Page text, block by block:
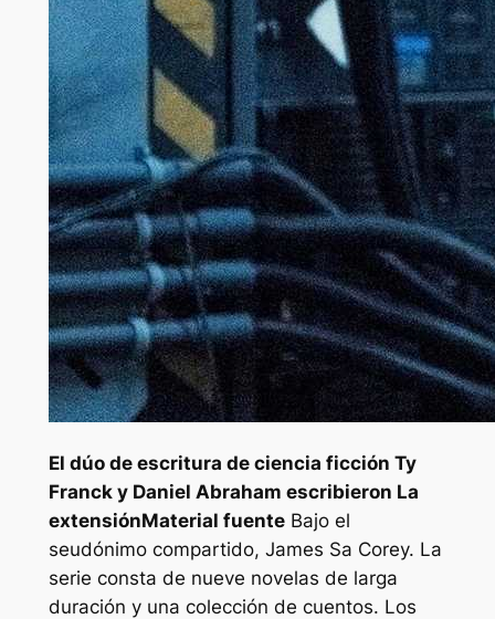
El dúo de escritura de ciencia ficción Ty
Franck y Daniel Abraham escribieron La
extensiónMaterial fuenteBajo el
seudónimo compartido, James Sa Corey. La
serie consta de nueve novelas de larga
duración y una colección de cuentos. Los